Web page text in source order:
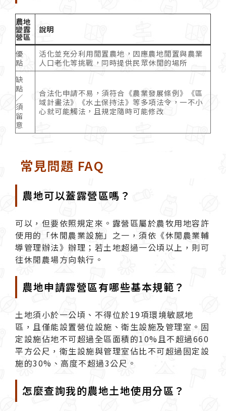
農地
變露
營區
說明
優
點
活化並充分利用閒置農地，因應農地閒置與農業
人口老化等挑戰，同時提供民眾休閒的場所
缺
點
／
須
留
意
合法化申請不易，須符合《農業發展條例》《區
域計畫法》《水土保持法》等多項法令，一不小
心就可能觸法，且規定隨時可能修改
常見問題 FAQ
農地可以蓋露營區嗎？
可以，但要依照規定來。露營區屬於農牧用地容許
使用的「休閒農業設施」之一，須依《休閒農業輔
導管理辦法》辦理；若土地超過一公頃以上，則可
往休閒農場方向執行。
農地申請露營區有哪些基本規範？
土地須小於一公頃、不得位於19項環境敏感地
區，且僅能設置營位設施、衛生設施及管理室。固
定設施佔地不可超過全區面積的10%且不超過660
平方公尺，衛生設施與管理室佔比不可超過固定設
施的30%、高度不超過3公尺。
怎麼查詢我的農地土地使用分區？